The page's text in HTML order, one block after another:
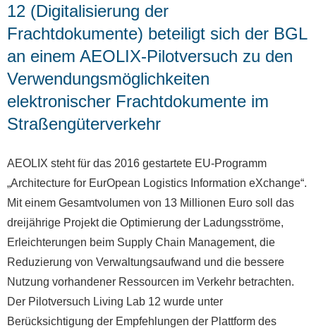
12 (Digitalisierung der
Frachtdokumente) beteiligt sich der BGL
an einem AEOLIX-Pilotversuch zu den
Verwendungsmöglichkeiten
elektronischer Frachtdokumente im
Straßengüterverkehr
AEOLIX steht für das 2016 gestartete EU-Programm
„Architecture for EurOpean Logistics Information eXchange“.
Mit einem Gesamtvolumen von 13 Millionen Euro soll das
dreijährige Projekt die Optimierung der Ladungsströme,
Erleichterungen beim Supply Chain Management, die
Reduzierung von Verwaltungsaufwand und die bessere
Nutzung vorhandener Ressourcen im Verkehr betrachten.
Der Pilotversuch Living Lab 12 wurde unter
Berücksichtigung der Empfehlungen der Plattform des